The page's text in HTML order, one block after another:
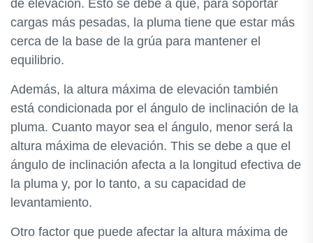
de elevación. Esto se debe a que, para soportar
cargas más pesadas, la pluma tiene que estar más
cerca de la base de la grúa para mantener el
equilibrio.
Además, la altura máxima de elevación también
está condicionada por el ángulo de inclinación de la
pluma. Cuanto mayor sea el ángulo, menor será la
altura máxima de elevación. This se debe a que el
ángulo de inclinación afecta a la longitud efectiva de
la pluma y, por lo tanto, a su capacidad de
levantamiento.
Otro factor que puede afectar la altura máxima de